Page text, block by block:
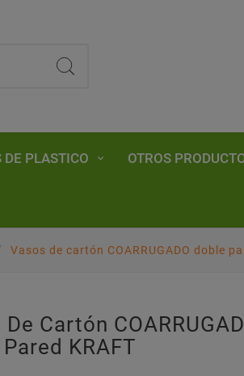
DE PLASTICO OTROS
Vasos de cartón COARRUGADO doble
Cartón
KRAFT